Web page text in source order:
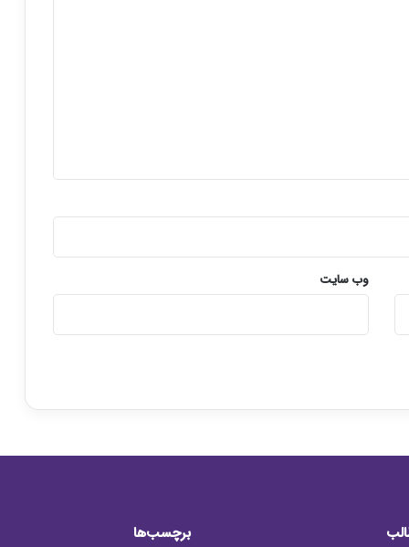
س
ا
س
ی
ا
ت
ی
وب‌ سایت
برچسب‌ها